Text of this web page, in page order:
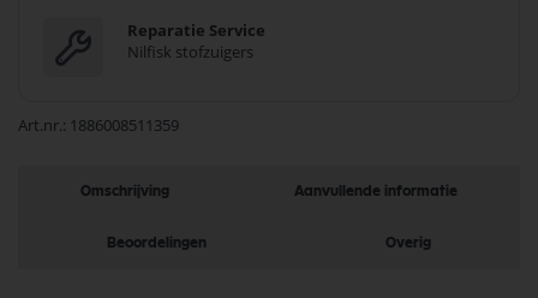
Reparatie Service
Nilfisk stofzuigers
Art.nr. 1886008511359
Omschrijving Aanvullende informatie
Beoordelingen Overig